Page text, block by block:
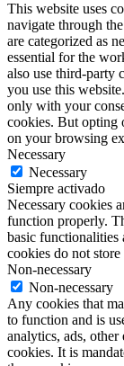
This website uses
navigate through
are categorized as
essential for the
also use third-party
you use this
only with your
cookies. But opting
on your browsing
Necessary
Necessary
Siempre activado
Necessary cookies
function properly.
basic functionalities
cookies do not
Non-necessary
Non-necessary
Any cookies that
to function and is
analytics, ads, other
cookies. It is